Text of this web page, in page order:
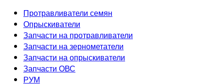
Протравливатели семян
Опрыскиватели
Запчасти на протравливатели
Запчасти на зернометатели
Запчасти на опрыскиватели
Запчасти ОВС
РУМ